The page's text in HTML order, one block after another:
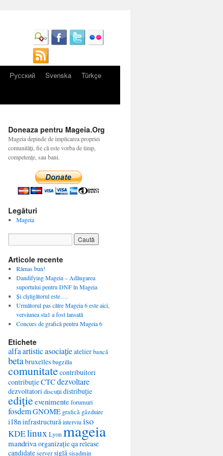
Русский Svenska
Türkçe
Doneaza pentru Mageia.Org
Mageia depinde de implicarea propriei
comunități, fie că este vorba de timp,
competențe, sau bani.
Legături
Mageia
Articole recente
Rămas bun!
Dandifying Mageia – Adăugarea
suportului pentru DNF în Mageia
Și cîștigătorul este….
Următorul pas către Mageia 6 este aici,
versiunea sta1 a fost lansată
Concurs de grafică pentru Mageia 6
Etichete
alfaartisticasociațieatelierbancă
betabruxellesbugzilla
comunitatecontribuitori
contribuțieCTCdezvoltare
dezvoltatoridiscuțiidistribuție
edițieevenimenteforumuri
fosdemGNOME grafică găzduire
i18ninfrastructurăinterviuiso
KDElinux Lyonmageia
mandrivaorganizațieqarelease
candidateserversiglăsisadmin